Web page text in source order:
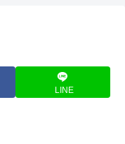
LINE